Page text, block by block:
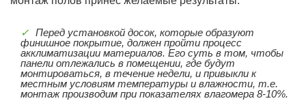
Перед установкой досок, которые образуют
финишное покрытие, должен пройти процесс
акклиматизации материалов. Его суть в том, чтобы
панели отлежались в помещении, где будут
монтироваться, в течение недели, и привыкли к
местным условиям температуры и влажности, т.е.
монтаж производим при показателях влагомера 8-10%.